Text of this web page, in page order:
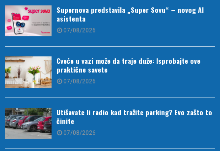
Supernova predstavila „Super Sovu“ – novog AI
asistenta
07/08/2026
Cveće u vazi može da traje duže: Isprobajte ove
praktične savete
07/08/2026
Utišavate li radio kad tražite parking? Evo zašto to
činite
07/08/2026